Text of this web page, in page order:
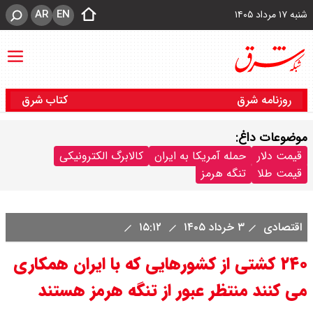
شنبه ۱۷ مرداد ۱۴۰۵ EN
AR
روزنامه شرق کتاب شرق
موضوعات داغ:
قیمت دلار حمله آمریکا به ایران
کالابرگ الکترونیکی
قیمت طلا
تنگه هرمز
اقتصادی ۳ خرداد ۱۴۰۵
۲۴۰ کشتی از کشورهایی که با ایران همکاری
می کنند منتظر عبور از تنگه هرمز هستند